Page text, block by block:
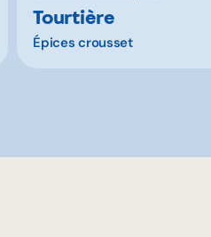
Tourtière
Épices crousset